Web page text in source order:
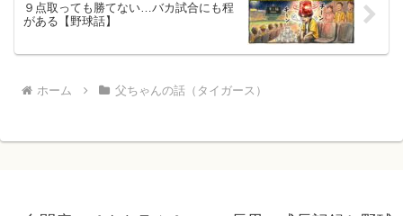
９点取っても勝てない…バカ試合にも程
がある【野球話】
ホーム 父ちゃんの話（タイガース）